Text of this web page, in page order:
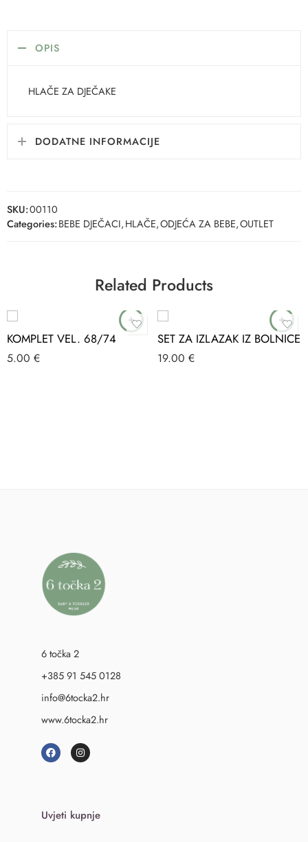
OPIS
HLAČE ZA DJEČAKE
DODATNE INFORMACIJE
SKU:00110
Categories:BEBE DJEČACI,HLAČE,ODJEĆA ZA BEBE,OUTLET
Related Products
KOMPLET VEL. 68/74
5.00 €
SET ZA IZLAZAK IZ BOLNICE
19.00 €
6 točka 2
+385 91 545 0128
info@6tocka2.hr
www.6tocka2.hr
Uvjeti kupnje